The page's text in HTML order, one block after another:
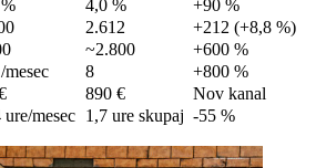
4,0 %
+90 %
2.612
+212 (+8,8 %)
~2.800
+600 %
mesec 8
+800 %
890 €
Nov kanal
ure/mesec 1,7 ure skupaj -55 %